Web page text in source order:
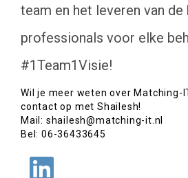
team en het leveren van de
professionals voor elke
#1Team1Visie!
Wil je meer weten over Matching-
contact op met Shailesh!
Mail: shailesh@matching-it.nl
Bel: 06-36433645